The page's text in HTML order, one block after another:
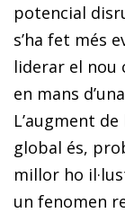
potencial
s’ha fet més
liderar el nou
en mans
L’augment
global és,
millor ho
un fenomen